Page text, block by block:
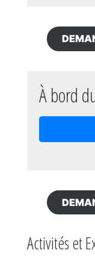
À bord
Activités et